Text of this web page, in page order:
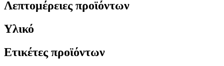
Λεπτομέρειες προϊόντων
Υλικό
Ετικέτες προϊόντων